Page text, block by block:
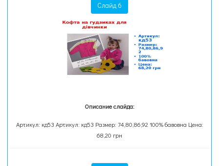
Слайд 6
Описание слайда:
Артикул: кд53 Артикул: кд53 Размер: 74,80,86,92 100% бавовна Цена:
68,20 грн